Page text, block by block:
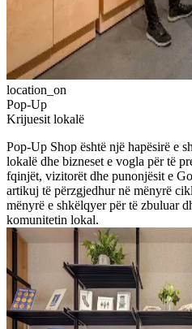
location_on
Pop-Up
Krijuesit lokalë
Pop-Up Shop është një hapësirë e
lokalë dhe bizneset e vogla për të
fqinjët, vizitorët dhe punonjësit e
artikuj të përzgjedhur në mënyrë
mënyrë e shkëlqyer për të zbuluar
komunitetin lokal.